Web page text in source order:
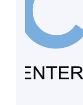
Previous